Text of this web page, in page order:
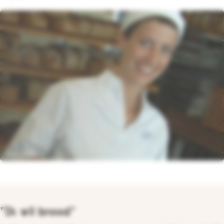
"Ik wil brood"